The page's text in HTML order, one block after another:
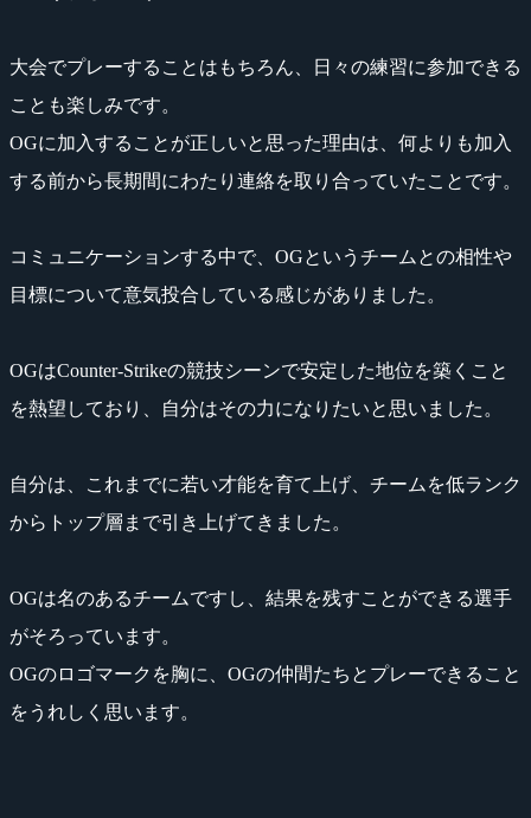
大会でプレーすることはもちろん、日々の練習に参加できる
ことも楽しみです。
OGに加入することが正しいと思った理由は、何よりも加入
する前から長期間にわたり連絡を取り合っていたことです。
コミュニケーションする中で、OGというチームとの相性や
目標について意気投合している感じがありました。
OGはCounter-Strikeの競技シーンで安定した地位を築くこと
を熱望しており、自分はその力になりたいと思いました。
自分は、これまでに若い才能を育て上げ、チームを低ランク
からトップ層まで引き上げてきました。
OGは名のあるチームですし、結果を残すことができる選手
がそろっています。
OGのロゴマークを胸に、OGの仲間たちとプレーできること
をうれしく思います。